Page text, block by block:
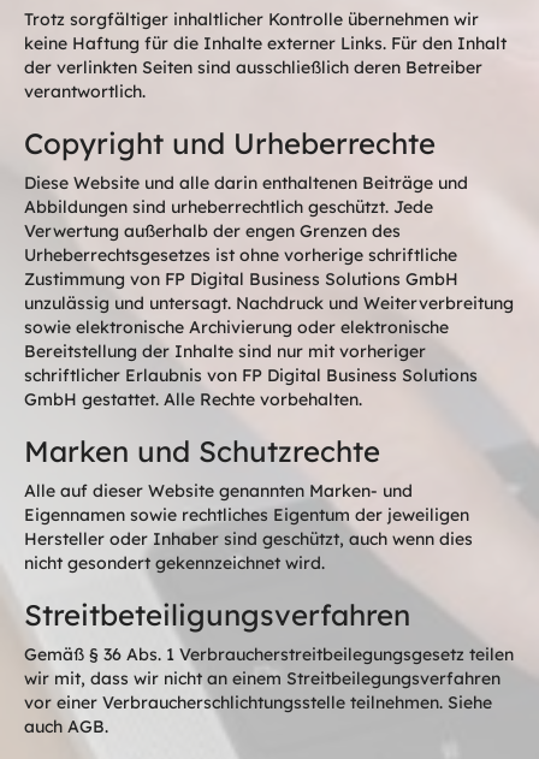
Trotz sorgfältiger inhaltlicher Kontrolle übernehmen wir
keine Haftung für die Inhalte externer Links. Für den Inhalt
der verlinkten Seiten sind ausschließlich deren Betreiber
verantwortlich.
Copyright und Urheberrechte
Diese Website und alle darin enthaltenen Beiträge und
Abbildungen sind urheberrechtlich geschützt. Jede
Verwertung außerhalb der engen Grenzen des
Urheberrechtsgesetzes ist ohne vorherige schriftliche
Zustimmung von FP Digital Business Solutions GmbH
unzulässig und untersagt. Nachdruck und Weiterverbreitung
sowie elektronische Archivierung oder elektronische
Bereitstellung der Inhalte sind nur mit vorheriger
schriftlicher Erlaubnis von FP Digital Business Solutions
GmbH gestattet. Alle Rechte vorbehalten.
Marken und Schutzrechte
Alle auf dieser Website genannten Marken- und
Eigennamen sowie rechtliches Eigentum der jeweiligen
Hersteller oder Inhaber sind geschützt, auch wenn dies
nicht gesondert gekennzeichnet wird.
Streitbeteiligungsverfahren
Gemäß § 36 Abs. 1 Verbraucherstreitbeilegungsgesetz teilen
wir mit, dass wir nicht an einem Streitbeilegungsverfahren
vor einer Verbraucherschlichtungsstelle teilnehmen. Siehe
auch AGB.